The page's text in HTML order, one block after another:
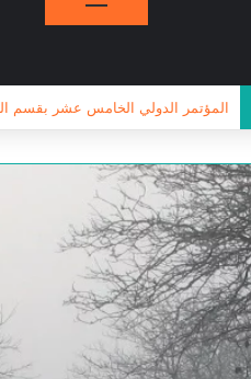
المؤتمر الدولي الخامس عشر بقسم